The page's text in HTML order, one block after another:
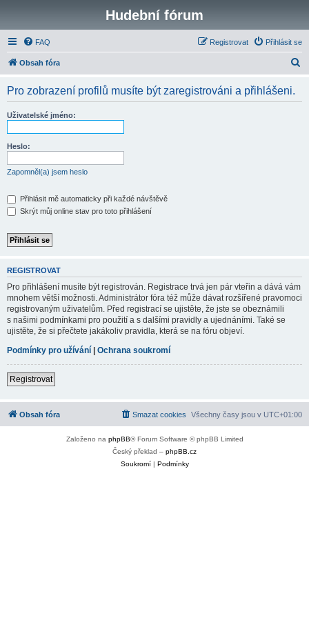
Hudební fórum
FAQ Přihlásit se
Registrovat
Obsah fóra
Pro zobrazení profilů musíte být zaregistrováni a přihlášeni.
Uživatelské jméno:
Heslo:
Zapomněl(a) jsem heslo
Přihlásit mě automaticky při každé návštěvě
Skrýt můj online stav pro toto přihlášení
REGISTROVAT
Pro přihlášení musíte být registrován. Registrace trvá jen pár vteřin a dává vám
mnohem větší možnosti. Administrátor fóra též může dávat rozšířené pravomoci
registrovaným uživatelům. Před registrací se ujistěte, že jste se obeznámili
s našimi podmínkami pro použití a s dalšími pravidly a ujednáními. Také se
ujistěte, že si přečtete jakákoliv pravidla, která se na fóru objeví.
Podmínky pro užívání | Ochrana soukromí
Registrovat
Obsah fóra Všechny časy jsou v UTC+01:00
Smazat cookies
Založeno na phpBB® Forum Software © phpBB Limited
Český překlad – phpBB.cz
Soukromí| Podmínky